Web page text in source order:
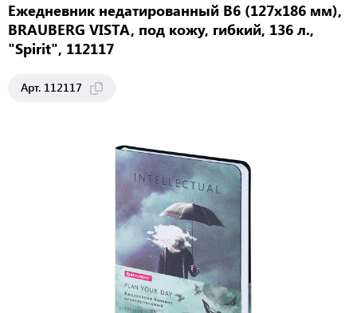
Ежедневник недатированный B6 (127х186 мм),
BRAUBERG VISTA, под кожу, гибкий, 136 л.,
"Spirit", 112117
Арт. 112117